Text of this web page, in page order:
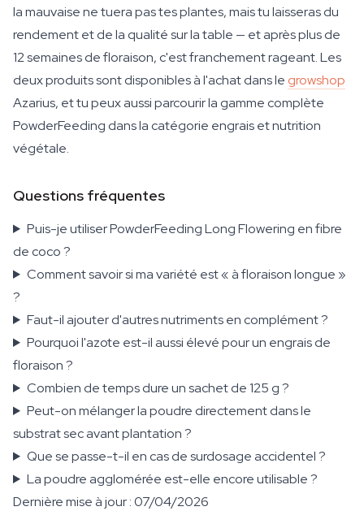
la mauvaise ne tuera pas tes plantes, mais tu laisseras du
rendement et de la qualité sur la table — et après plus de
12 semaines de floraison, c'est franchement rageant. Les
deux produits sont disponibles à l'achat dans le growshop
Azarius, et tu peux aussi parcourir la gamme complète
PowderFeeding dans la catégorie engrais et nutrition
végétale.
Questions fréquentes
Puis-je utiliser PowderFeeding Long Flowering en fibre
de coco ?
Comment savoir si ma variété est « à floraison longue »
?
Faut-il ajouter d'autres nutriments en complément ?
Pourquoi l'azote est-il aussi élevé pour un engrais de
floraison ?
Combien de temps dure un sachet de 125 g ?
Peut-on mélanger la poudre directement dans le
substrat sec avant plantation ?
Que se passe-t-il en cas de surdosage accidentel ?
La poudre agglomérée est-elle encore utilisable ?
Dernière mise à jour : 07/04/2026